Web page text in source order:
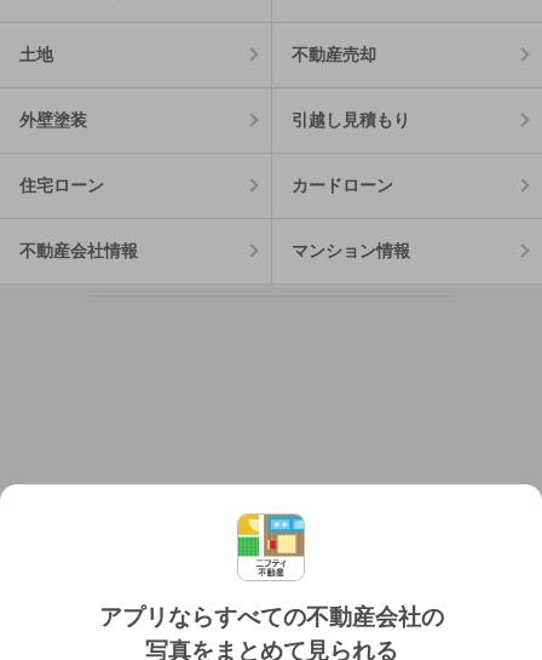
アプリならすべての不動産会社の
写真をまとめて見られる
土地 不動産売却
外壁塗装 引越し見積もり
住宅ローン カードローン
不動産会社情報 マンション情報